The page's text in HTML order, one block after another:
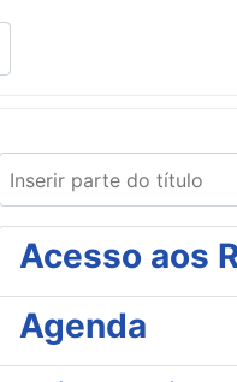
Inserir parte do título
Acesso aos
Agenda